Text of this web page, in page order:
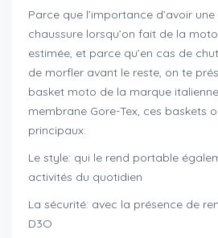
Parce que l’importance d’avoir
chaussure lorsqu’on fait de la
estimée, et parce qu’en cas de
de morfler avant le reste, on te
basket moto de la marque
membrane Gore-Tex, ces baskets
principaux:
Le style: qui le rend portable
activités du quotidien
La sécurité: avec la présence de
D3O